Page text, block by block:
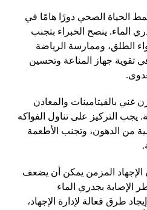
الحياة الصحي دورًا هامًا في
الماء. ينصح الخبراء بتجنب
الطلق، وممارسة الرياضة
تقوية جهاز المناعة وتحسين
غني بالفيتامينات والمعادن
التركيز على تناول الفواكه
من الدهون، وتجنب الأطعمة
المزمن يمكن أن يضعف
الإصابة بجدري الماء
طرق فعالة لإدارة الإجهاد،